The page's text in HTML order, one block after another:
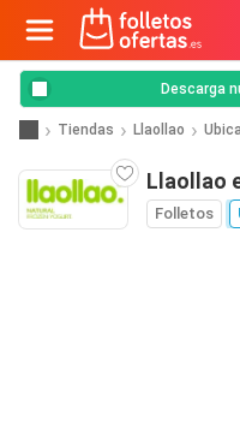
Descarga
Tiendas Llaollao
Llaollao
Folletos